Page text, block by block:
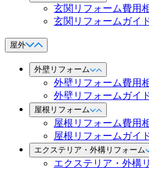
玄関リフォーム費用
玄関リフォームガイ
屋外
外壁リフォーム
外壁リフォーム費用
外壁リフォームガイ
屋根リフォーム
屋根リフォーム費用
屋根リフォームガイ
エクステリア・外構リフォーム
エクステリア・外構